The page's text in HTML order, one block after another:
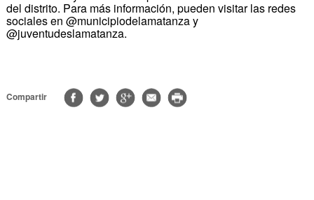
del distrito. Para más información, pueden visitar las redes
sociales en @municipiodelamatanza y
@juventudeslamatanza.
Compartir